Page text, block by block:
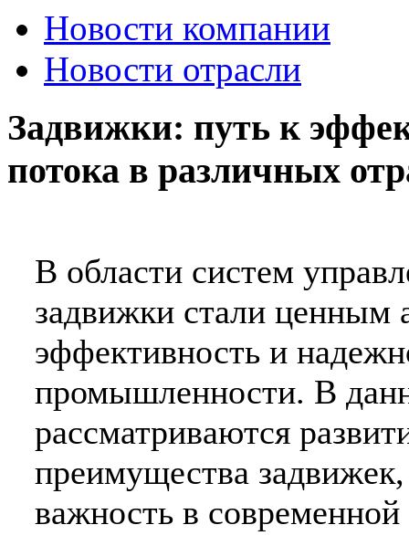
Новости компании
Новости отрасли
Задвижки: путь к
потока в различных
В области систем
задвижки стали
эффективность и
промышленности. В
рассматриваются
преимущества
важность в